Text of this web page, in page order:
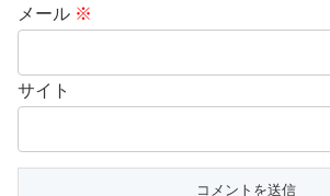
メール ※
サイト